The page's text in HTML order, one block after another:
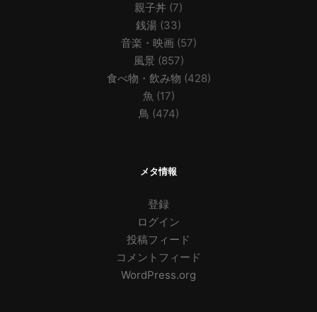
親子丼 (7)
銭湯 (33)
音楽・映画 (57)
風景(857)
食べ物・飲み物 (428)
魚 (17)
鳥 (474)
メタ情報
登録
ログイン
投稿フィード
コメントフィード
WordPress.org